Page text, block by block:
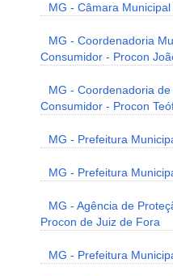
MG - Câmara
MG - Coordenadoria
Consumidor - Procon
MG - Coordenadoria
Consumidor - Procon
MG - Prefeitura
MG - Prefeitura
MG - Agência de
Procon de Juiz de Fora
MG - Prefeitura